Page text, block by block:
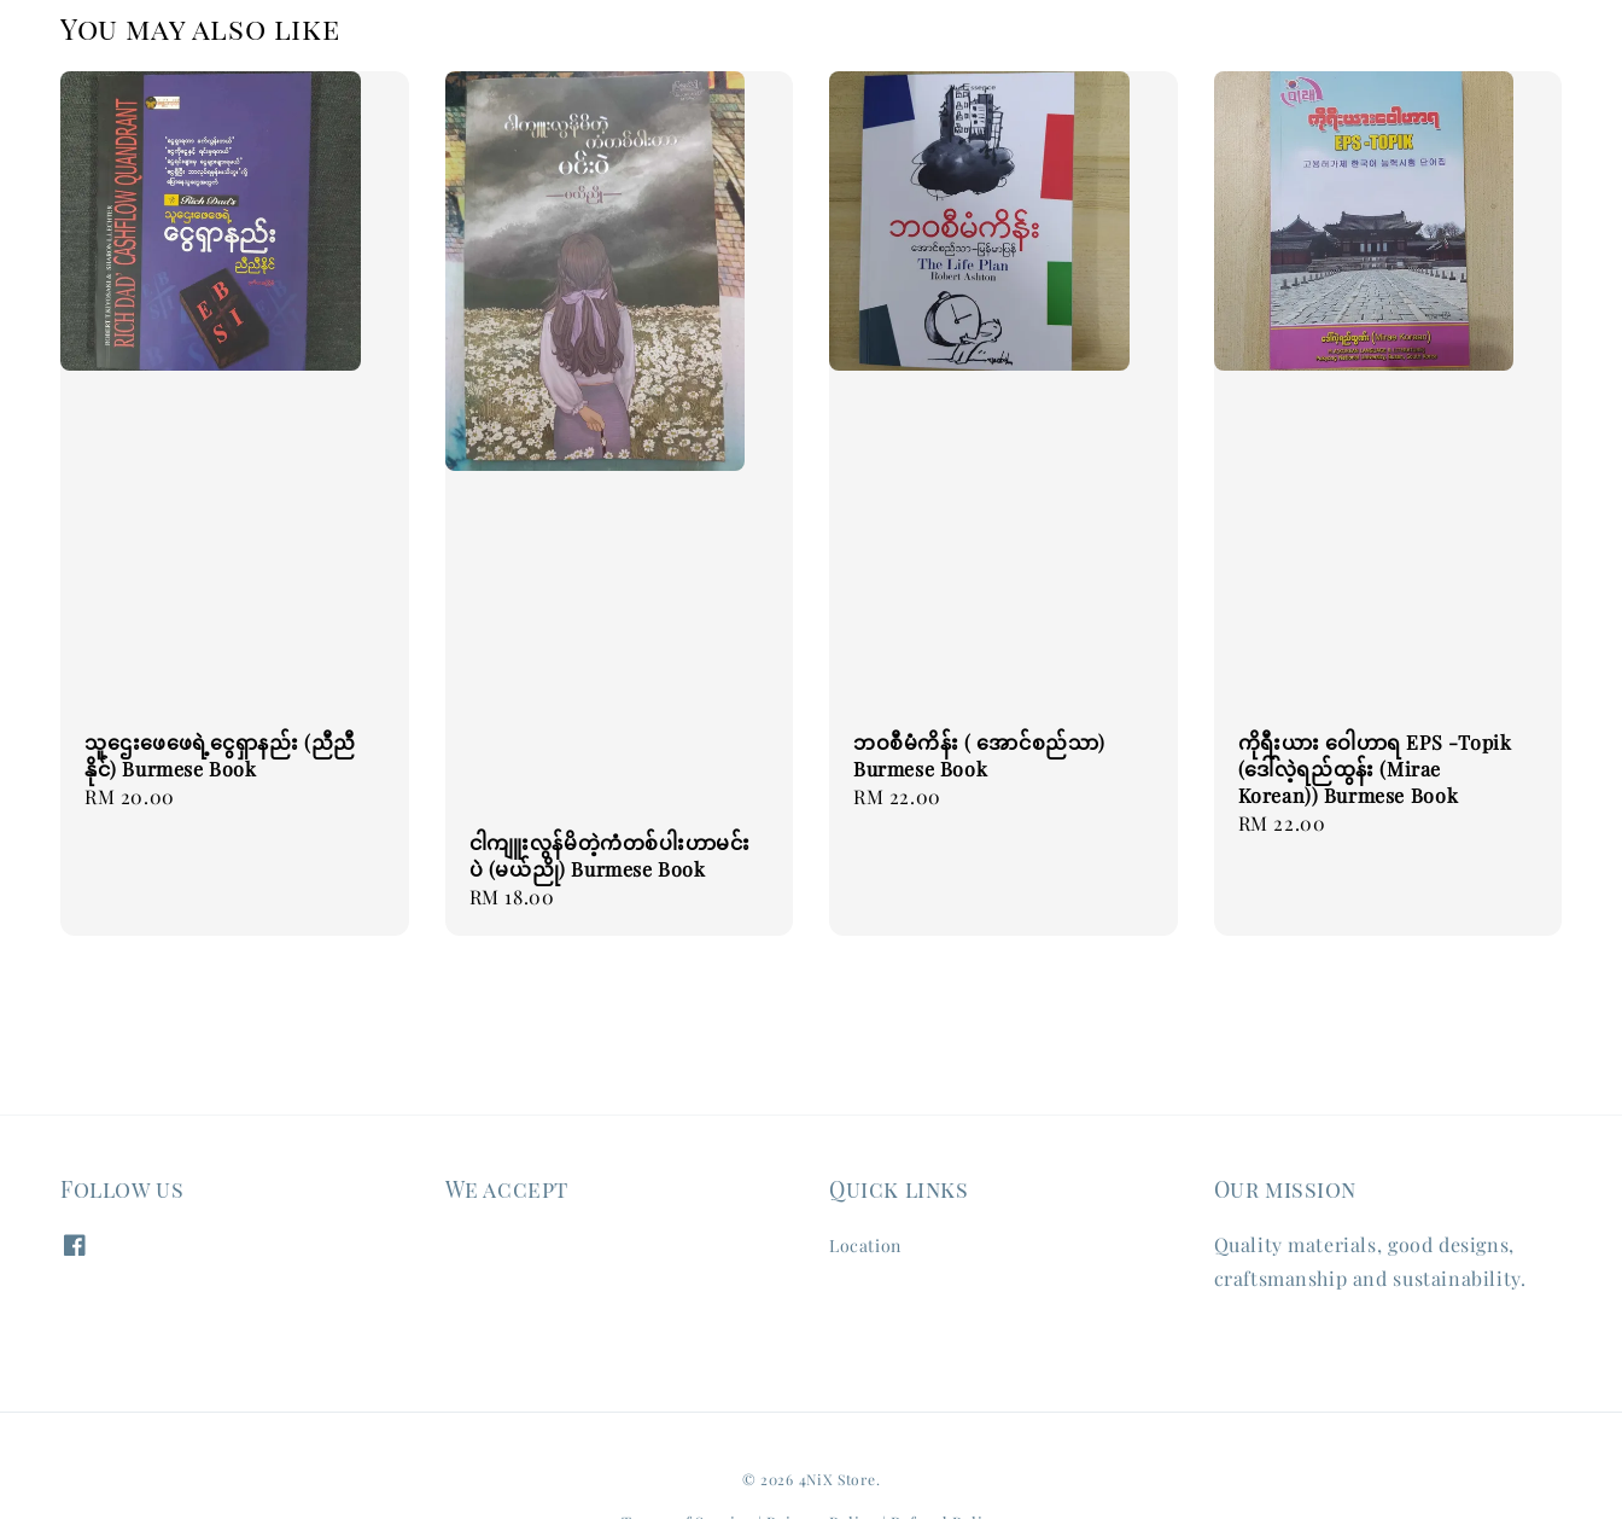
You may also like
သူဌေးဖေဖေရဲ့ငွေရှာနည်း (ညီညီ
နိုင်) Burmese Book
Regular
RM 20.00
ငါကျူးလွန်မိတဲ့ကံတစ်ပါးဟာမင်း
ပဲ (မယ်ညို) Burmese Book
Regular
RM 18.00
ဘဝစီမံကိန်း ( အောင်စည်သာ)
Burmese Book
Regular
RM 22.00
ကိုရီးယား ဝေါဟာရ EPS -Topik
(ဒေါ်လဲ့ရည်ထွန်း (Mirae
Korean)) Burmese Book
Regular
RM 22.00
Follow us We accept Quick links
Location
Our mission
Quality materials, good designs,
craftsmanship and sustainability.
© 2026 4NiX Store.